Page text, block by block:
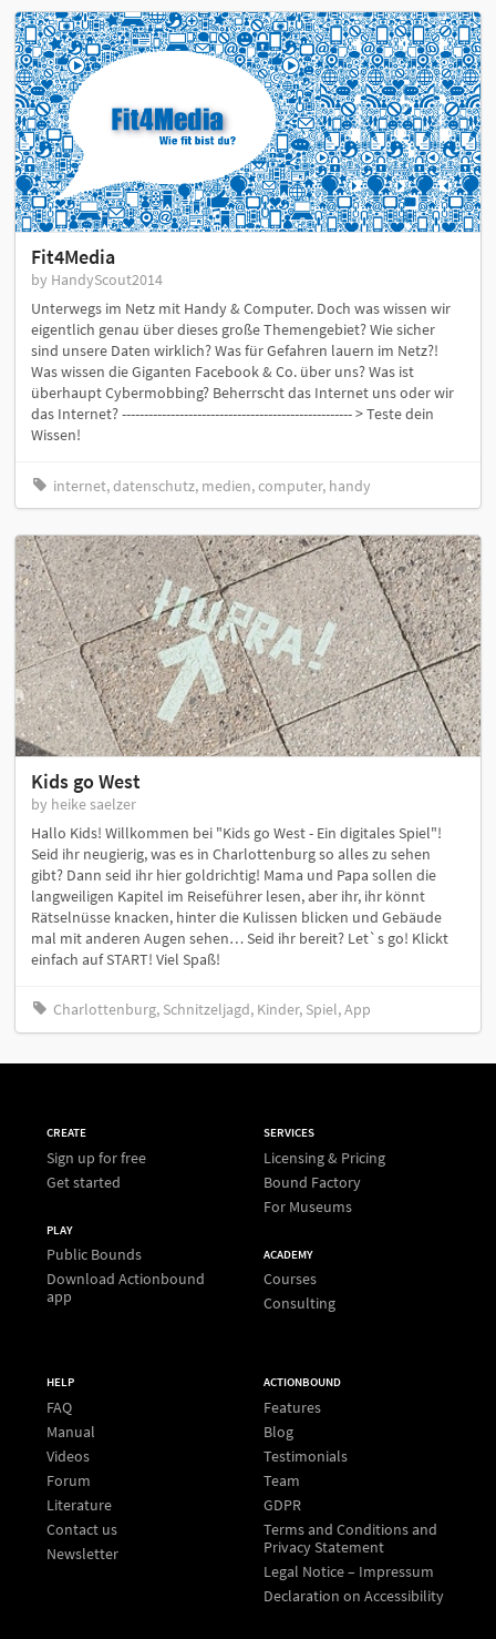
Fit4Media
by HandyScout2014
Unterwegs im Netz mit Handy & Computer. Doch was wissen wir
eigentlich genau über dieses große Themengebiet? Wie sicher
sind unsere Daten wirklich? Was für Gefahren lauern im Netz?!
Was wissen die Giganten Facebook & Co. über uns? Was ist
überhaupt Cybermobbing? Beherrscht das Internet uns oder wir
das Internet? ---------------------------------------------------- > Teste dein
Wissen!
internet, datenschutz, medien, computer, handy
Kids go West
by heike saelzer
Hallo Kids! Willkommen bei "Kids go West - Ein digitales Spiel"!
Seid ihr neugierig, was es in Charlottenburg so alles zu sehen
gibt? Dann seid ihr hier goldrichtig! Mama und Papa sollen die
langweiligen Kapitel im Reiseführer lesen, aber ihr, ihr könnt
Rätselnüsse knacken, hinter die Kulissen blicken und Gebäude
mal mit anderen Augen sehen… Seid ihr bereit? Let`s go! Klickt
einfach auf START! Viel Spaß!
Charlottenburg, Schnitzeljagd, Kinder, Spiel, App
CREATE
Sign up for free
Get started
PLAY
Public Bounds
Download Actionbound
app
SERVICES
Licensing & Pricing
Bound Factory
For Museums
ACADEMY
Courses
Consulting
HELP
FAQ
Manual
Videos
Forum
Literature
Contact us
Newsletter
ACTIONBOUND
Features
Blog
Testimonials
Team
GDPR
Terms and Conditions and
Privacy Statement
Legal Notice – Impressum
Declaration on Accessibility